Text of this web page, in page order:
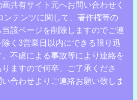
共有サイト元へお問い合わせく
ンテンツに関して、著作権等の
該ページを削除しますのでご連
く3営業日以内にできる限り迅
不慮による事故等により連絡を
ますので何卒、ご了承くださ
合わせよりご連絡お願い致しま